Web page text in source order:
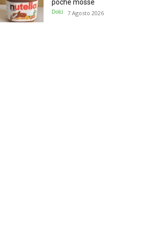
poche mosse
Dolci 7 Agosto 2026